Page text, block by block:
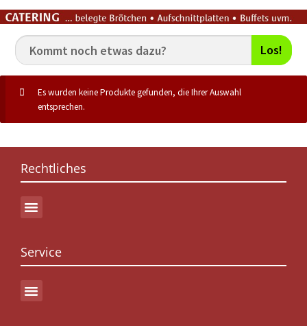
Los!
Es wurden keine Produkte gefunden, die Ihrer Auswahl
entsprechen.
Rechtliches
Service